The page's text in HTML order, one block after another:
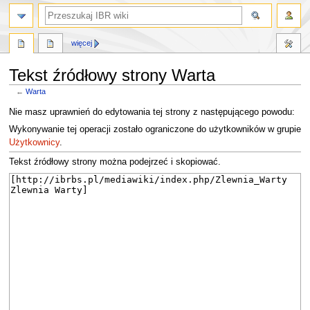
Tekst źródłowy strony Warta
←Warta
Przejdź
do
nawigacji
Przejdź
do
wyszukiwania
Nie masz uprawnień do edytowania tej strony z następującego powodu:
Wykonywanie tej operacji zostało ograniczone do użytkowników w grupie
Użytkownicy.
Tekst źródłowy strony można podejrzeć i skopiować.
więcej
szukaj